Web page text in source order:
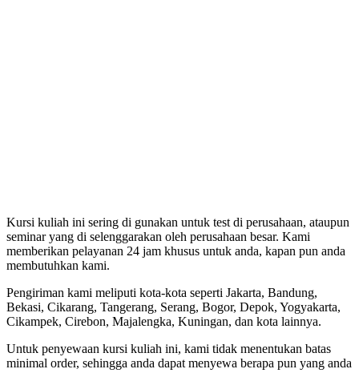
Kursi kuliah ini sering di gunakan untuk test di perusahaan, ataupun
seminar yang di selenggarakan oleh perusahaan besar. Kami
memberikan pelayanan 24 jam khusus untuk anda, kapan pun anda
membutuhkan kami.
Pengiriman kami meliputi kota-kota seperti Jakarta, Bandung,
Bekasi, Cikarang, Tangerang, Serang, Bogor, Depok, Yogyakarta,
Cikampek, Cirebon, Majalengka, Kuningan, dan kota lainnya.
Untuk penyewaan kursi kuliah ini, kami tidak menentukan batas
minimal order, sehingga anda dapat menyewa berapa pun yang anda